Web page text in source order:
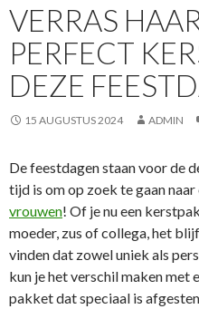
VERRAS
PERFECT
DEZE
15 AUGUSTUS 2024 ADMIN
De feestdagen staan voor de
tijd is om op zoek te gaan
vrouwen! Of je nu een
moeder, zus of collega, het
vinden dat zowel uniek als
kun je het verschil maken met
pakket dat speciaal is